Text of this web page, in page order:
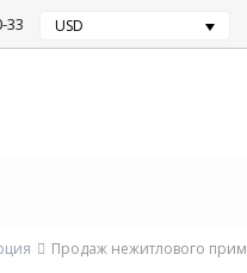
33 USD
Продаж нежитлового